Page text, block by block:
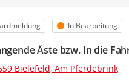
Status
In Bearbeitung
Äste bzw. In die
Bielefeld, Am Pferdebrink